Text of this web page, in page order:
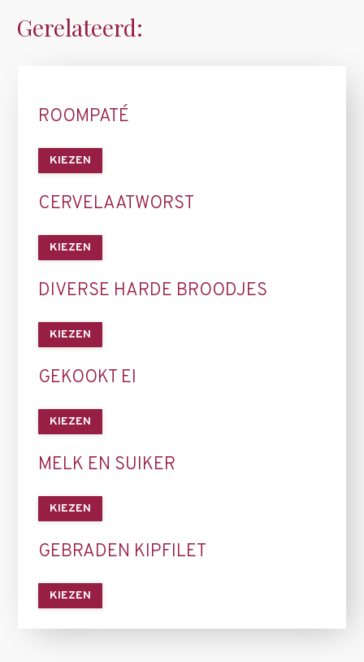
Gerelateerd:
ROOMPATÉ
KIEZEN
CERVELAATWORST
KIEZEN
DIVERSE HARDE BROODJES
KIEZEN
GEKOOKT EI
KIEZEN
MELK EN SUIKER
KIEZEN
GEBRADEN KIPFILET
KIEZEN